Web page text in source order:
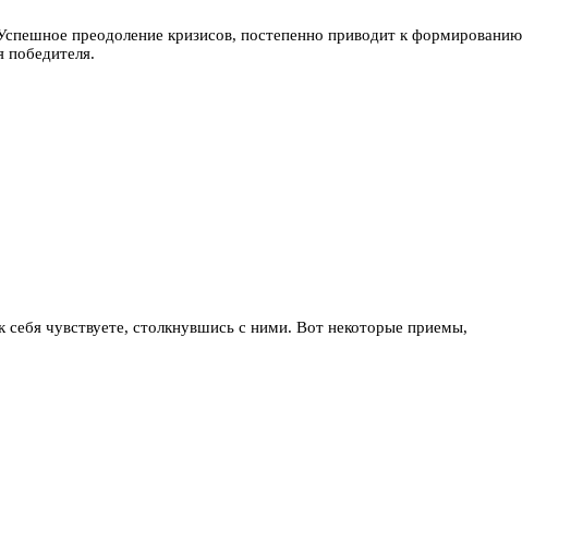
преодоление кризисов, постепенно приводит к формированию
победителя.
чувствуете, столкнувшись с ними. Вот некоторые приемы,